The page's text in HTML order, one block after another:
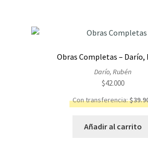
Obras Completas – Darío,
Darío, Rubén
$42.000
Con transferencia:$
Añadir al carrito